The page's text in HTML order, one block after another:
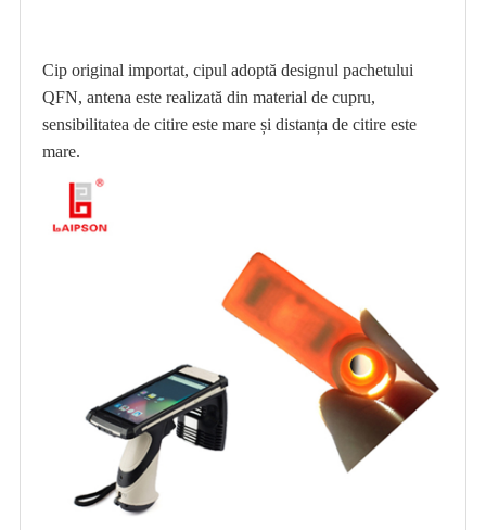
Cip original importat, cipul adoptă designul pachetului
QFN, antena este realizată din material de cupru,
sensibilitatea de citire este mare și distanța de citire este
mare.